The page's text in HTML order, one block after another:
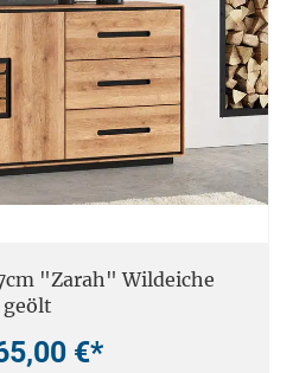
"Zarah" Wildeiche
geölt
€*